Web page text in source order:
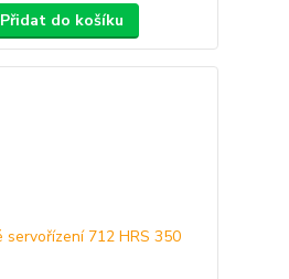
Přidat do košíku